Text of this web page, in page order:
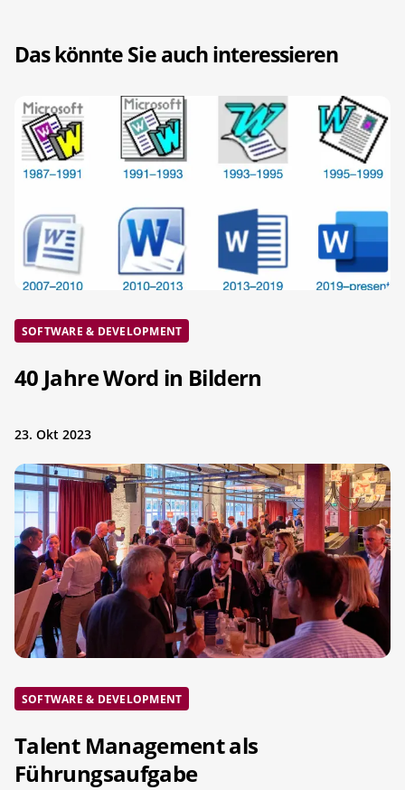
Das könnte Sie auch interessieren
SOFTWARE & DEVELOPMENT
40 Jahre Word in Bildern
23. Okt 2023
SOFTWARE & DEVELOPMENT
Talent Management als
Führungsaufgabe